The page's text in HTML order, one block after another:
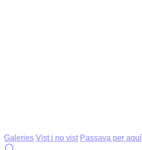
Galeries Vist i no vist Passava per aquí